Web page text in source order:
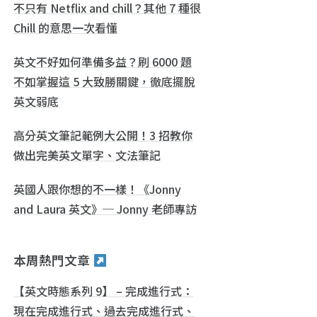
不只有 Netflix and chill？其他 7 種很
Chill 的意思一次看懂
英文不好如何準備多益？刷 6000 題
不如掌握這 5 大致勝關鍵，徹底擺脫
英文弱底
高分英文筆記範例大公開！3 招教你
做出完美英文單字、文法筆記
英國人跟你想的不一樣！《Jonny
and Laura 英文》─ Jonny 老師專訪
本周熱門文章
【英文時態系列 9】 – 完成進行式：
現在完成進行式、過去完成進行式、